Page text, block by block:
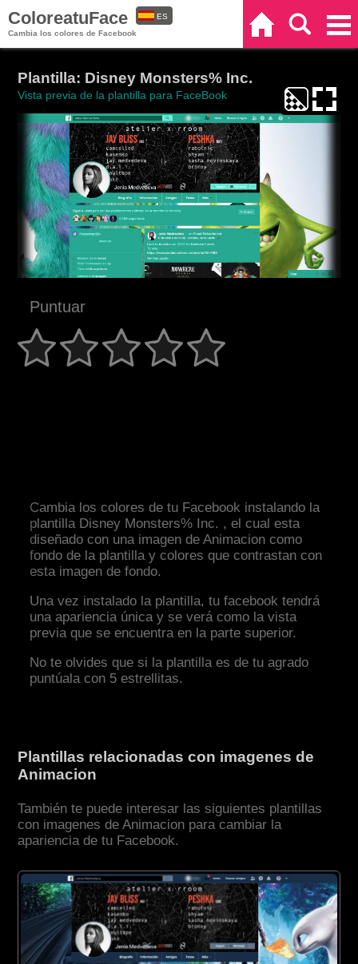
ColoreatuFace
Cambia los colores de Facebook
ES
Plantilla: Disney Monsters% Inc.
Vista previa de la plantilla para FaceBook
Puntuar
Cambia los colores de tu Facebook instalando la
plantilla Disney Monsters% Inc. , el cual esta
diseñado con una imagen de Animacion como
fondo de la plantilla y colores que contrastan con
esta imagen de fondo.
Una vez instalado la plantilla, tu facebook tendrá
una apariencia única y se verá como la vista
previa que se encuentra en la parte superior.
No te olvides que si la plantilla es de tu agrado
puntúala con 5 estrellitas.
Plantillas relacionadas con imagenes de
Animacion
También te puede interesar las siguientes plantillas
con imagenes de Animacion para cambiar la
apariencia de tu Facebook.